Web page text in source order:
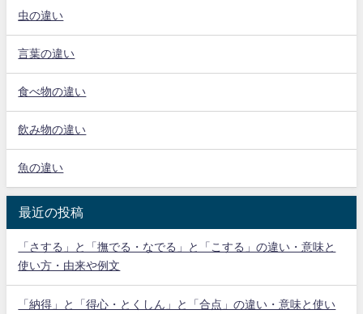
虫の違い
言葉の違い
食べ物の違い
飲み物の違い
魚の違い
最近の投稿
「さする」と「撫でる・なでる」と「こする」の違い・意味と
使い方・由来や例文
「納得」と「得心・とくしん」と「合点」の違い・意味と使い